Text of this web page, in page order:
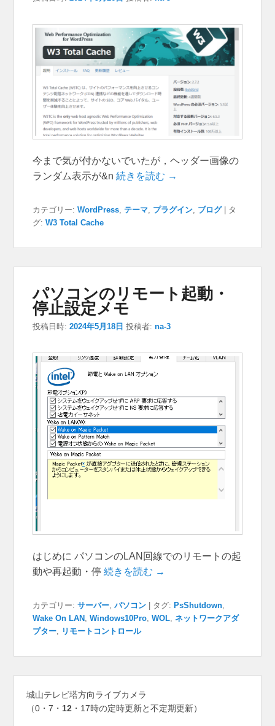
今まで気が付かないでいたが，ヘッダー画像の
ランダム表示が&n続きを読む →
カテゴリー: WordPress, テーマ, プラグイン, ブログ
タ
グ: W3 Total Cache
パソコンのリモート起動・
停止設定メモ
投稿日時:2024年5月18日 投稿者:na-3
はじめに パソコンのLAN回線でのリモートの起
動や再起動・停続きを読む →
カテゴリー: サーバー ,パソコン | タグ: PsShutdown
Wake On LAN ,Windows10Pro ,WOL ,ネットワークアダ
プター
リモートコントロール
城山テレビ塔方向ライブカメラ
（0・7・ 12 ・17時の定時更新と不定期更新）